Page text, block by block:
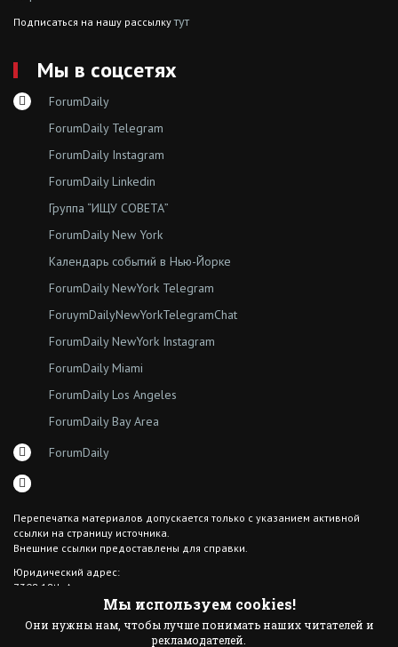
Подписаться на нашу рассылкутут
Мы в соцсетях
ForumDaily
ForumDaily Telegram
ForumDaily Instagram
ForumDaily Linkedin
Группа “ИЩУ СОВЕТА”
ForumDaily New York
Календарь событий в Нью-Йорке
ForumDaily NewYork Telegram
ForuymDailyNewYorkTelegramChat
ForumDaily NewYork Instagram
ForumDaily Miami
ForumDaily Los Angeles
ForumDaily Bay Area
ForumDaily
Перепечатка материалов допускается только с указанием активной
ссылки на страницу источника.
Внешние ссылки предоставлены для справки.
Юридический адрес:
7308 18th Ave
Brooklyn NY 11204
© 2015 ForumDaily inc.
Мы используем cookies!
Они нужны нам, чтобы лучше понимать наших читателей и
рекламодателей.